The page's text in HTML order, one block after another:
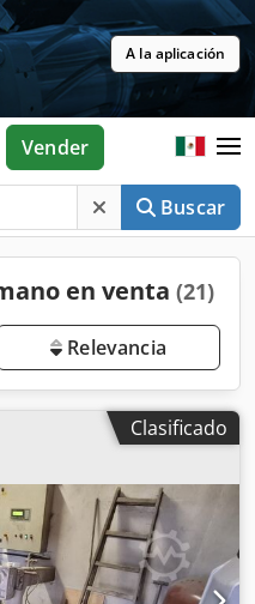
A la aplicación
Buscar
Vender
en venta (21)
Relevancia
Clasificado